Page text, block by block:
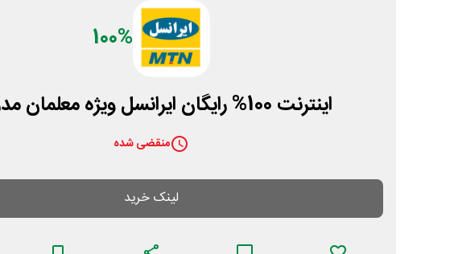
100%
اینترنت 100% رایگان ایرانسل ویژه معلمان مدرسه
منقضی شده
لینک خرید